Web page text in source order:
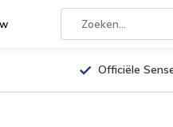
Officiële